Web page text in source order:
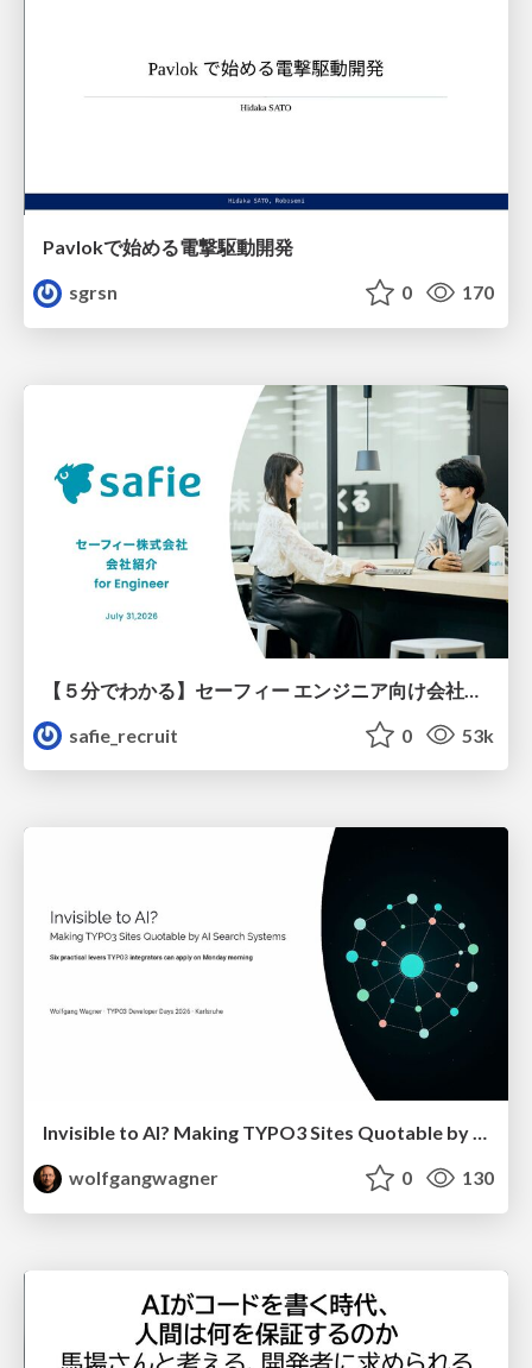
Pavlokで始める電撃駆動開発
sgrsn
0 170
safie_recruit
0 53k
Invisible to AI? Making TYPO3 Sites Quotable by AI Search Systems
wolfgangwagner
0 130